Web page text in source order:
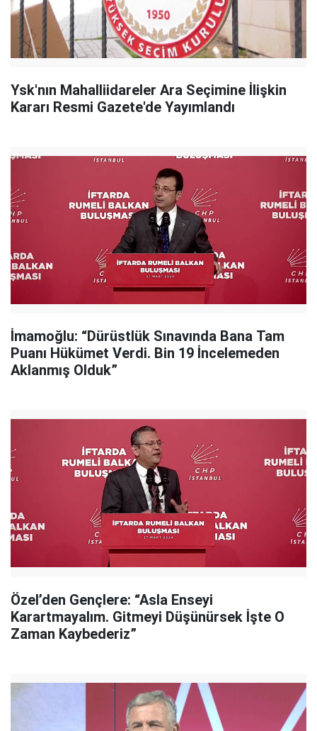
Ysk'nın Mahalliidareler Ara Seçimine İlişkin
Kararı Resmi Gazete'de Yayımlandı
İmamoğlu: “Dürüstlük Sınavında Bana Tam
Puanı Hükümet Verdi. Bin 19 İncelemeden
Aklanmış Olduk”
Özel’den Gençlere: “Asla Enseyi
Karartmayalım. Gitmeyi Düşünürsek İşte O
Zaman Kaybederiz”